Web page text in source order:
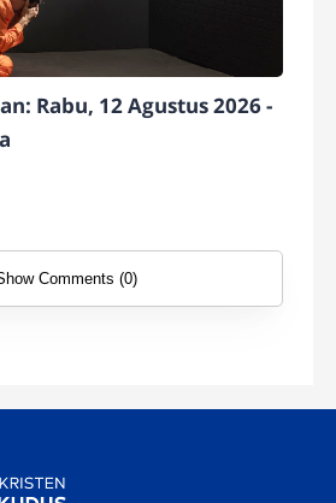
Rabu, 12 Agustus 2026 -
Comments (0)